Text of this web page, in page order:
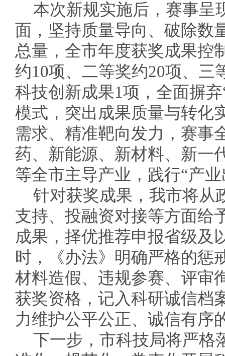
本次新规实施后，赛事呈
面，坚持质量导向、破除数
总量，全市年度获奖成果控
约10项、二等奖约20项、三
科技创新成果1项，全面摒
模式，突出成果质量与转化
需求、精准靶向发力，赛事
药、新能源、新材料、新一
等全市主导产业，践行“产
针对获奖成果，我市将从
支持、投融资对接等方面给
成果，择优推荐申报省级及
时，《办法》明确严格的惩
材料造假、违规参赛、评审
获奖资格，记入科研诚信档
力维护公平公正、诚信有序
下一步，市科技局将严格